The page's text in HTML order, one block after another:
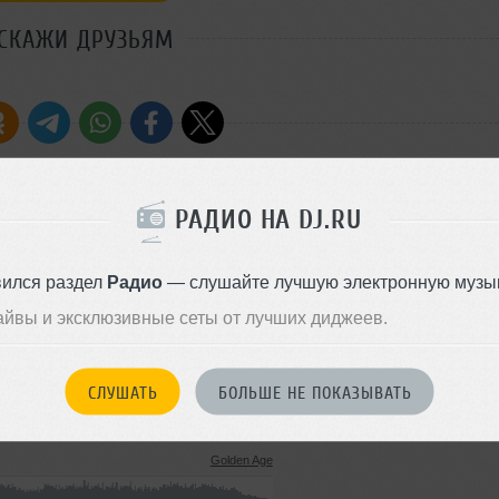
РАДИО НА DJ.RU
раздел Радио— слушайте лучшую электронную
и эксклюзивные сеты от лучших диджеев.
СЛУШАТЬ БОЛЬШЕ НЕ ПОКАЗЫВАТЬ
ДРУЗЬЯМ
Dance-Pop
12 MB, 320 kbps MP3 122
09 ноября 2014
Golden Age
Добавлен: 18 декабря 2012,